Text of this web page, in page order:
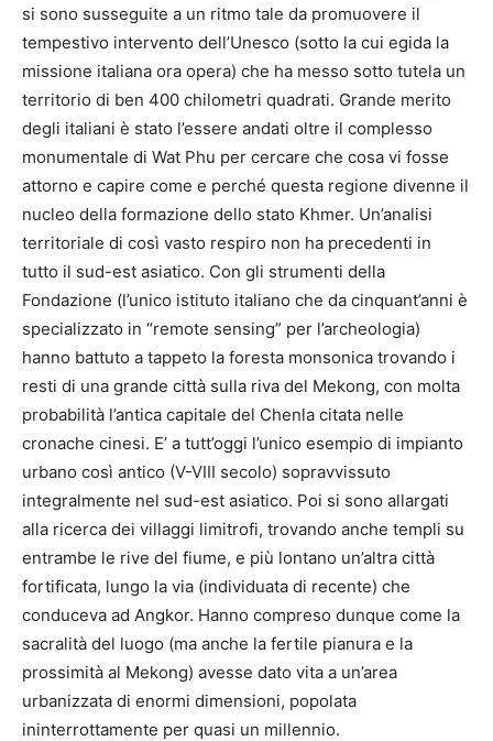
si sono susseguite a un ritmo tale da promuovere il
tempestivo intervento dell’Unesco (sotto la cui egida la
missione italiana ora opera) che ha messo sotto tutela un
territorio di ben 400 chilometri quadrati. Grande merito
degli italiani è stato l’essere andati oltre il complesso
monumentale di Wat Phu per cercare che cosa vi fosse
attorno e capire come e perché questa regione divenne il
nucleo della formazione dello stato Khmer. Un’analisi
territoriale di così vasto respiro non ha precedenti in
tutto il sud-est asiatico. Con gli strumenti della
Fondazione (l’unico istituto italiano che da cinquant’anni è
specializzato in “remote sensing” per l’archeologia)
hanno battuto a tappeto la foresta monsonica trovando i
resti di una grande città sulla riva del Mekong, con molta
probabilità l’antica capitale del Chenla citata nelle
cronache cinesi. E’ a tutt’oggi l’unico esempio di impianto
urbano così antico (V-VIII secolo) sopravvissuto
integralmente nel sud-est asiatico. Poi si sono allargati
alla ricerca dei villaggi limitrofi, trovando anche templi su
entrambe le rive del fiume, e più lontano un’altra città
fortificata, lungo la via (individuata di recente) che
conduceva ad Angkor. Hanno compreso dunque come la
sacralità del luogo (ma anche la fertile pianura e la
prossimità al Mekong) avesse dato vita a un’area
urbanizzata di enormi dimensioni, popolata
ininterrottamente per quasi un millennio.